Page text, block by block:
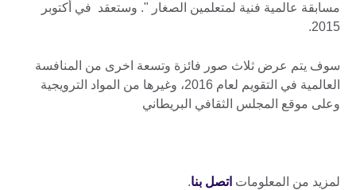
مسابقة عالمية فنية لمتعلمين الصغار ". وستعقد في أكتوبر
2015.
سوف يتم عرض ثلاث صور فائزة وتسعة اخرى من المنافسة
العالمية في التقويم لعام 2016، وغيرها من المواد الترويجية
وعلى موقع المجلس الثقافي البريطاني
لمزيد من المعلومات اتصل بنا.